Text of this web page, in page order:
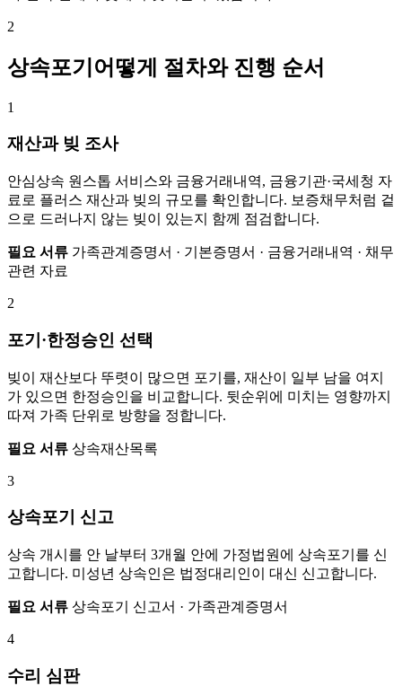
2
상속포기어떻게 절차와 진행 순서
1
재산과 빚 조사
안심상속 원스톱 서비스와 금융거래내역, 금융기관·국세청 자
료로 플러스 재산과 빚의 규모를 확인합니다. 보증채무처럼 겉
으로 드러나지 않는 빚이 있는지 함께 점검합니다.
필요 서류 가족관계증명서 · 기본증명서 · 금융거래내역 · 채무
관련 자료
2
포기·한정승인 선택
빚이 재산보다 뚜렷이 많으면 포기를, 재산이 일부 남을 여지
가 있으면 한정승인을 비교합니다. 뒷순위에 미치는 영향까지
따져 가족 단위로 방향을 정합니다.
필요 서류 상속재산목록
3
상속포기 신고
상속 개시를 안 날부터 3개월 안에 가정법원에 상속포기를 신
고합니다. 미성년 상속인은 법정대리인이 대신 신고합니다.
필요 서류 상속포기 신고서 · 가족관계증명서
4
수리 심판